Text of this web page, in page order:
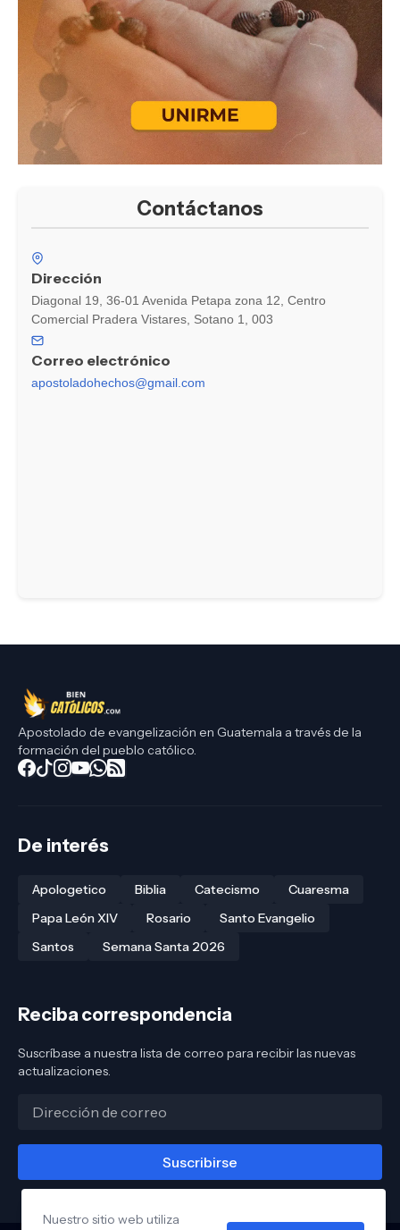
Contáctanos
Dirección
Diagonal 19, 36-01 Avenida Petapa zona 12, Centro
Comercial Pradera Vistares, Sotano 1, 003
Correo electrónico
apostoladohechos@gmail.com
Apostolado de evangelización en Guatemala a través de la
formación del pueblo católico.
De interés
Apologetico Biblia Catecismo
Cuaresma
Papa León XIV
Rosario
Santo Evangelio
Santos
Semana Santa 2026
Reciba correspondencia
Suscríbase a nuestra lista de correo para recibir las nuevas
actualizaciones.
Nuestro sitio web utiliza